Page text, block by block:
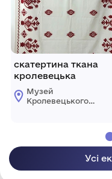
скатертина ткана
кролевецька
Музей
Кролевецького
Усі